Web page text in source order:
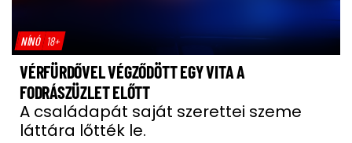
NÍNÓ 18+
VÉRFÜRDŐVEL VÉGZŐDÖTT EGY VITA A
FODRÁSZÜZLET ELŐTT
A családapát saját szerettei szeme
láttára lőtték le.